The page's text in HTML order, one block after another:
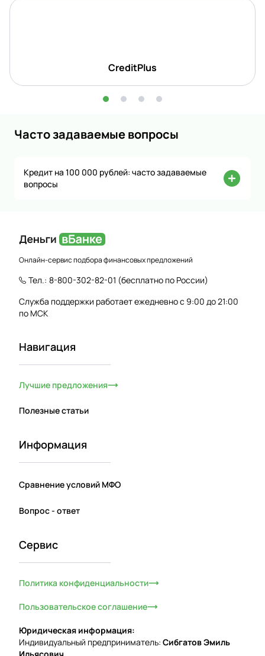
CreditPlus
Часто задаваемые вопросы
Кредит на 100 000 рублей: часто задаваемые
вопросы
Онлайн-сервис подбора финансовых предложений
Тел.: 8-800-302-82-01 (бесплатно по России)
Служба поддержки работает ежедневно с 9:00 до 21:00
по МСК
Навигация
Лучшие предложения
Полезные статьи
Информация
Сравнение условий МФО
Вопрос - ответ
Сервис
Политика конфиденциальности
Пользовательское соглашение
Юридическая информация:
Индивидуальный предприниматель: Сибгатов Эмиль